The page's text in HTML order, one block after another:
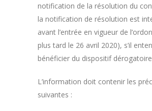
notification de la résolution du
la notification de résolution est
avant l’entrée en vigueur de
plus tard le 26 avril 2020), s’il
bénéficier du dispositif dérogatoire
L’information doit contenir les
suivantes :